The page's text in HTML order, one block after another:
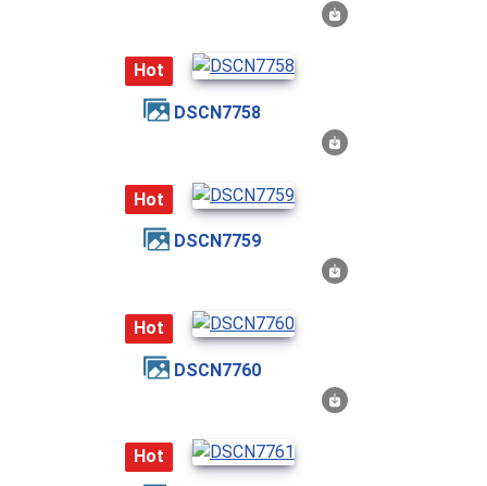
Hot
DSCN7758
Hot
DSCN7759
Hot
DSCN7760
Hot